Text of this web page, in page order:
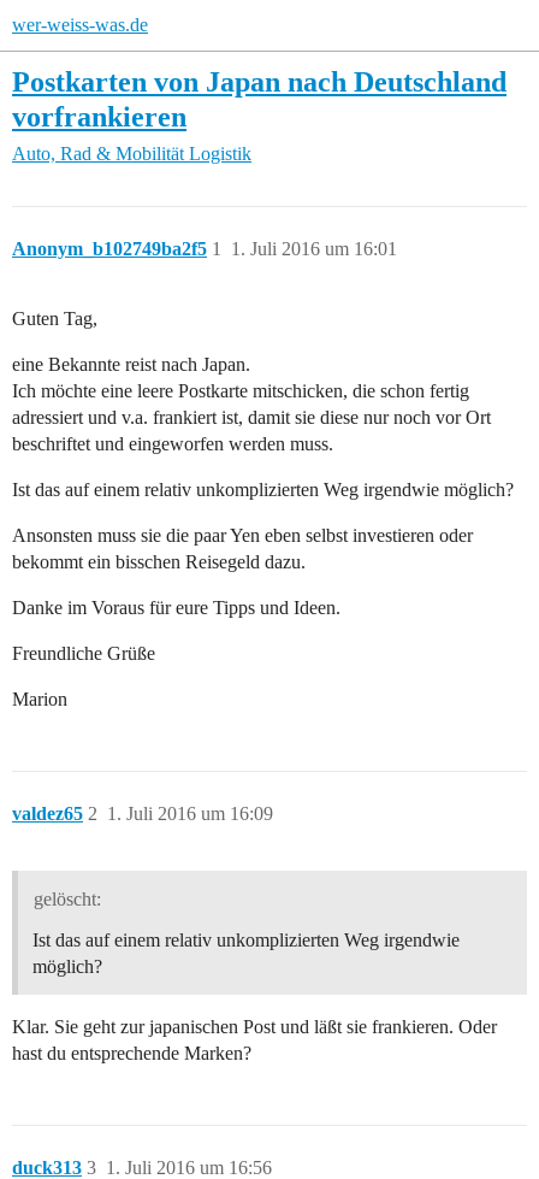
wer-weiss-was.de
Postkarten von Japan nach Deutschland
vorfrankieren
Auto, Rad & Mobilität Logistik
Anonym_b102749ba2f5 1. Juli 2016 um 16:01
1
Guten Tag,
eine Bekannte reist nach Japan.
Ich möchte eine leere Postkarte mitschicken, die schon fertig
adressiert und v.a. frankiert ist, damit sie diese nur noch vor Ort
beschriftet und eingeworfen werden muss.
Ist das auf einem relativ unkomplizierten Weg irgendwie möglich?
Ansonsten muss sie die paar Yen eben selbst investieren oder
bekommt ein bisschen Reisegeld dazu.
Danke im Voraus für eure Tipps und Ideen.
Freundliche Grüße
Marion
valdez65 1. Juli 2016 um 16:09
2
gelöscht:
Ist das auf einem relativ unkomplizierten Weg irgendwie
möglich?
Klar. Sie geht zur japanischen Post und läßt sie frankieren. Oder
hast du entsprechende Marken?
duck313 1. Juli 2016 um 16:56
3